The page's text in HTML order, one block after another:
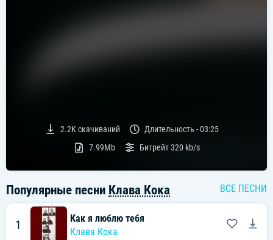
2.2Kскачиваний Длительность -03:25
7.99Mb
Битрейт320 kb/s
Популярные песни Клава Кока ВСЕ ПЕСНИ
1
Как я люблю тебя
Клава Кока